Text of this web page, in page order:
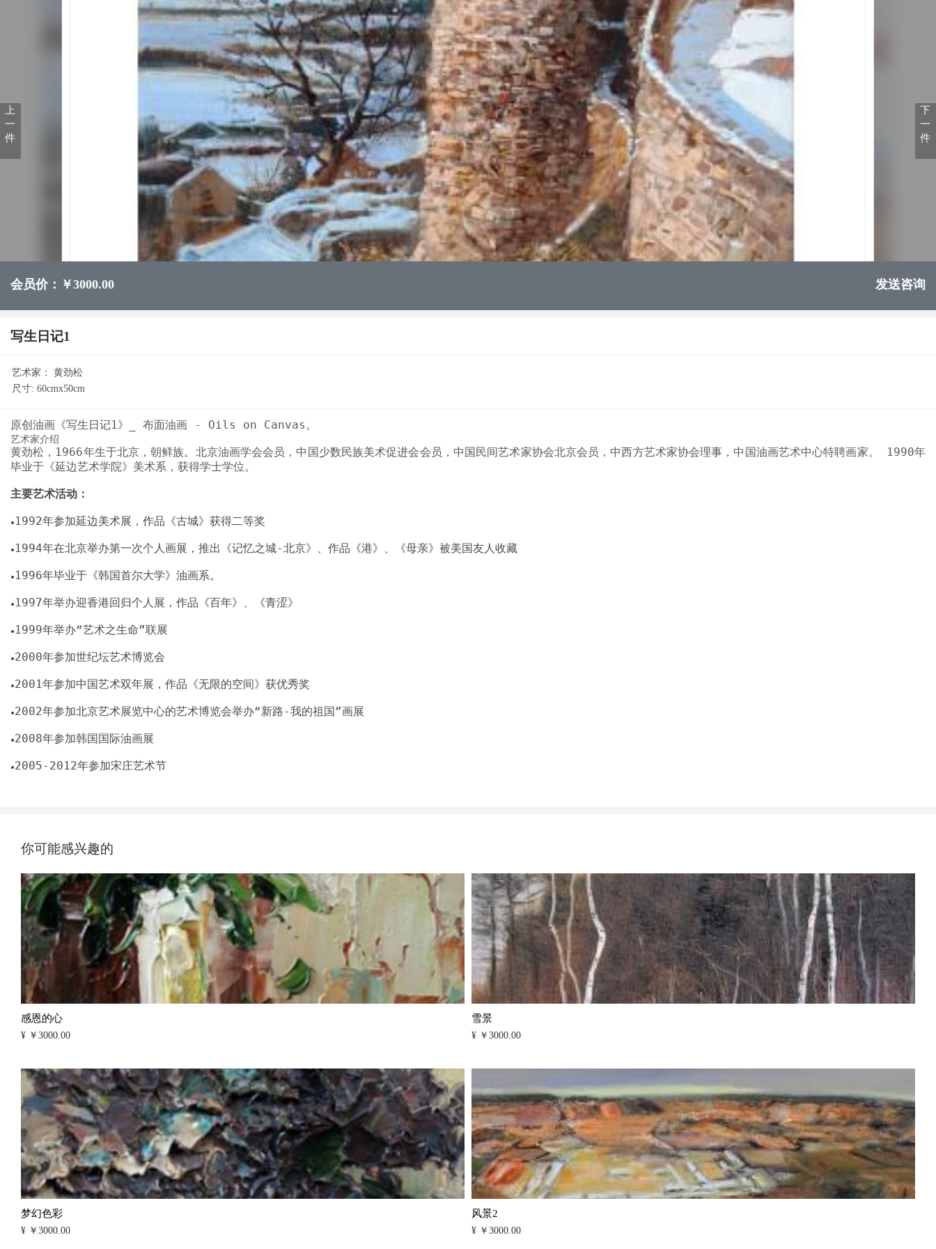
上
一
件
下
一
件
会员价：￥3000.00 发送咨询
写生日记1
艺术家：
黄劲松
尺寸: 60cmx50cm
艺术家介绍
黄劲松，1966年生于北京，朝鲜族。北京油画学会会员，中国少数民族美术促进会会员，中国民间艺术家协会北京会员，中西方艺术家协会理事，中国油画艺术中心特聘画家。 1990年
毕业于《延边艺术学院》美术系，获得学士学位。
主要艺术活动：
●
●
●
●
●
●
●
●
●
●
你可能感兴趣的
感恩的心
¥ ￥3000.00
雪景
¥ ￥3000.00
梦幻色彩
¥ ￥3000.00
风景2
¥ ￥3000.00